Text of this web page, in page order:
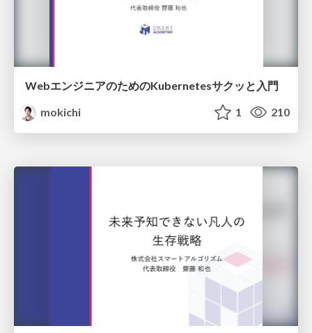
WebエンジニアのためのKubernetesサクッと入門
mokichi
1 210